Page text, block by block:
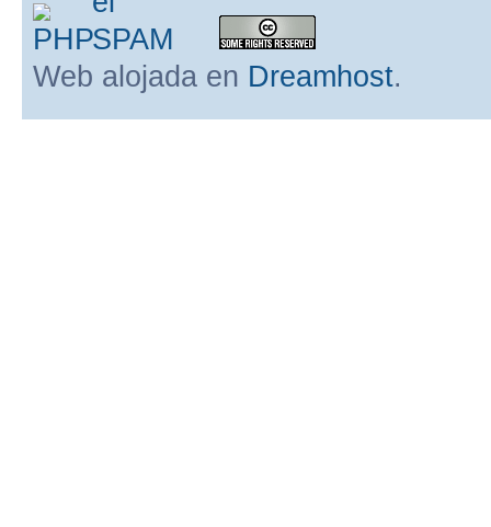
Web alojada en Dreamhost.